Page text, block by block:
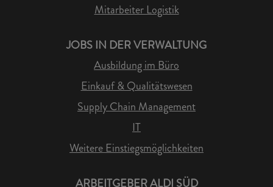
Mitarbeiter Logistik
JOBS IN DER VERWALTUNG
Ausbildung im Büro
Einkauf & Qualitätswesen
Supply Chain Management
IT
Weitere Einstiegsmöglichkeiten
ARBEITGEBER ALDI SÜD